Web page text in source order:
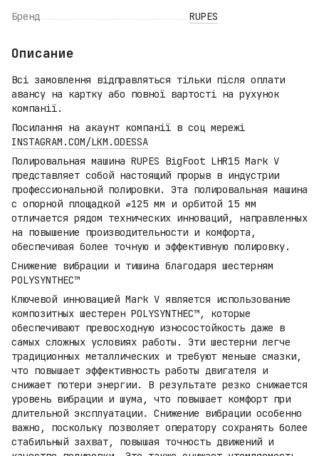
Бренд RUPES
Описание
Всі замовлення відправляться тільки після оплати
авансу на картку або повної вартості на рухунок
компанії.
Посилання на акаунт компанії в соц мережі
INSTAGRAM.COM/LKM.ODESSA
Полировальная машина RUPES BigFoot LHR15 Mark V
представляет собой настоящий прорыв в индустрии
профессиональной полировки. Эта полировальная машина
с опорной площадкой ⌀125 мм и орбитой 15 мм
отличается рядом технических инноваций, направленных
на повышение производительности и комфорта,
обеспечивая более точную и эффективную полировку.
Снижение вибрации и тишина благодаря шестерням
POLYSYNTHEC™
Ключевой инновацией Mark V является использование
композитных шестерен POLYSYNTHEC™, которые
обеспечивают превосходную износостойкость даже в
самых сложных условиях работы. Эти шестерни легче
традиционных металлических и требуют меньше смазки,
что повышает эффективность работы двигателя и
снижает потери энергии. В результате резко снижается
уровень вибрации и шума, что повышает комфорт при
длительной эксплуатации. Снижение вибрации особенно
важно, поскольку позволяет оператору сохранять более
стабильный захват, повышая точность движений и